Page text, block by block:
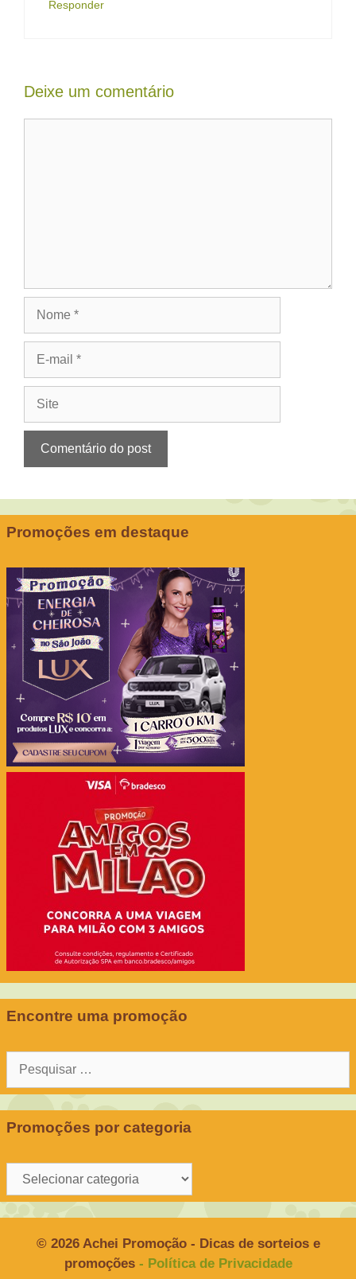
Responder
Deixe um comentário
Promoções em destaque
Encontre uma promoção
Pesquisar
Promoções por categoria
Promoções
por
© 2026 Achei Promoção - Dicas de sorteios e
promoções - Política de Privacidade